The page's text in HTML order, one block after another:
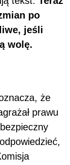
po
jeśli
wolę.
że
prawu